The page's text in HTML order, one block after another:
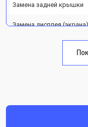
Замена задней крышки
Замена дисплея (экрана)
Замена кнопки
Ремонт динамика